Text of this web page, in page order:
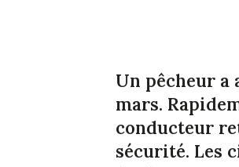
Un pêcheur a
mars.
conducteur
sécurité. Les